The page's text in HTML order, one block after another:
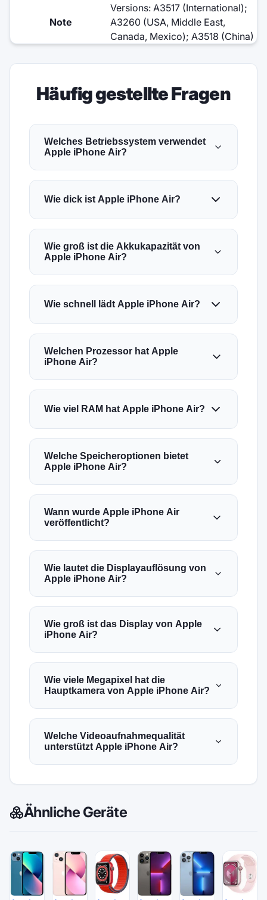
Note
Versions: A3517 (International);
A3260 (USA, Middle East,
Canada, Mexico); A3518 (China)
Häufig gestellte Fragen
Welches Betriebssystem verwendet
Apple iPhone Air?
Wie dick ist Apple iPhone Air?
Wie groß ist die Akkukapazität von
Apple iPhone Air?
Wie schnell lädt Apple iPhone Air?
Welchen Prozessor hat Apple
iPhone Air?
Wie viel RAM hat Apple iPhone Air?
Welche Speicheroptionen bietet
Apple iPhone Air?
Wann wurde Apple iPhone Air
veröffentlicht?
Wie lautet die Displayauflösung von
Apple iPhone Air?
Wie groß ist das Display von Apple
iPhone Air?
Wie viele Megapixel hat die
Hauptkamera von Apple iPhone Air?
Welche Videoaufnahmequalität
unterstützt Apple iPhone Air?
Ähnliche Geräte